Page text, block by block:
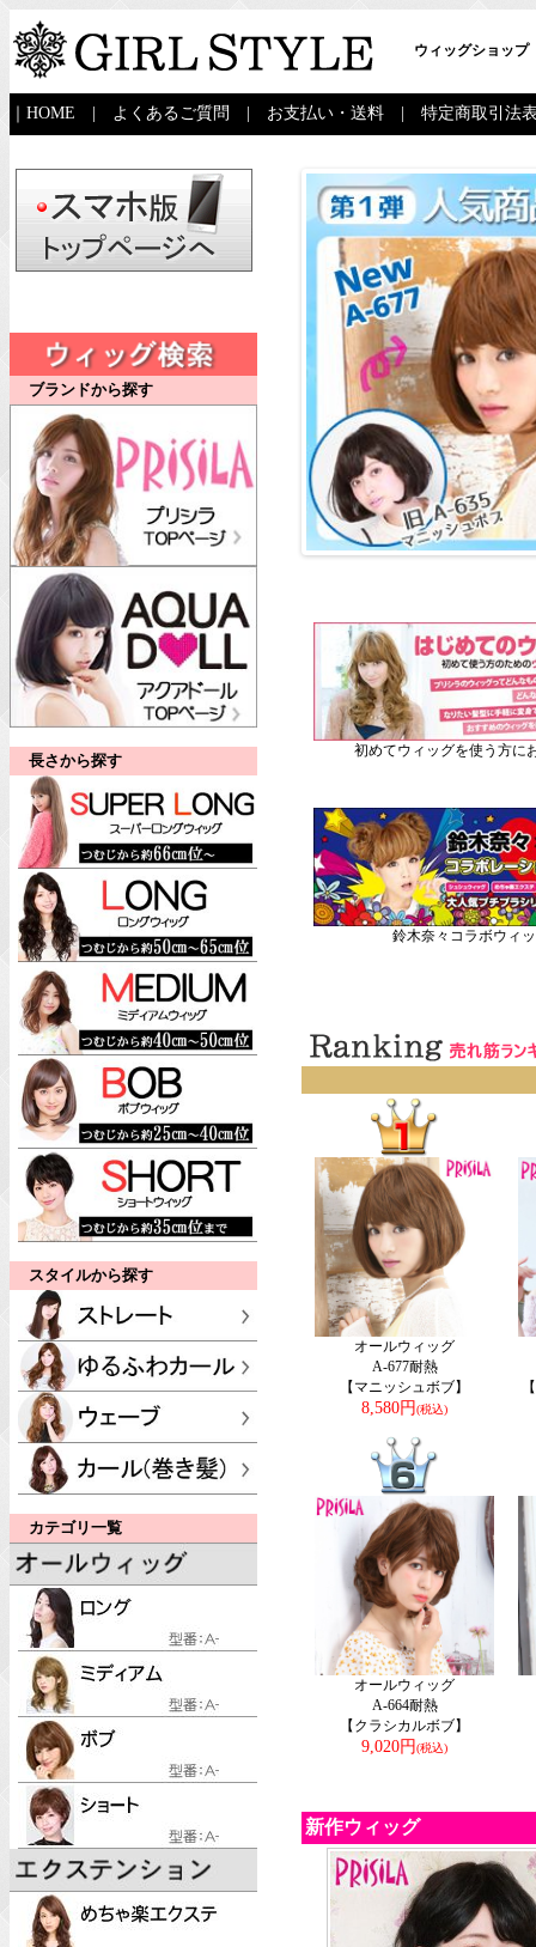
ウィッグショップ
HOME よくあるご質問 お支払い・送料 特定商取引法
ブランドから探す
長さから探す
スタイルから探す
カテゴリ一覧
初めてウィッグを使う方に
鈴木奈々コラボウィ
オールウィッグ
A-677耐熱
【マニッシュボブ】
8,580円(税込)
オールウィッグ
A-664耐熱
【クラシカルボブ】
9,020円(税込)
新作ウィッグ